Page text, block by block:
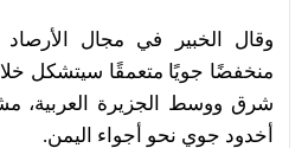
وقال الخبير في مجال الأرصاد
شرق ووسط الجزيرة العربية،
أخدود جوي نحو أجواء اليمن.